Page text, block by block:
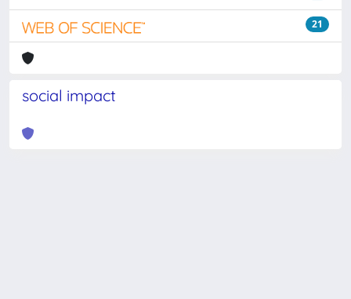
21
social impact